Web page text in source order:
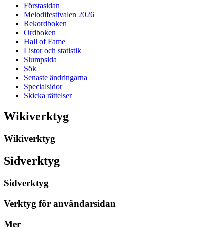
Förstasidan
Melodifestivalen 2026
Rekordboken
Ordboken
Hall of Fame
Listor och statistik
Slumpsida
Sök
Senaste ändringarna
Specialsidor
Skicka rättelser
Wikiverktyg
Wikiverktyg
Sidverktyg
Sidverktyg
Verktyg för användarsidan
Mer